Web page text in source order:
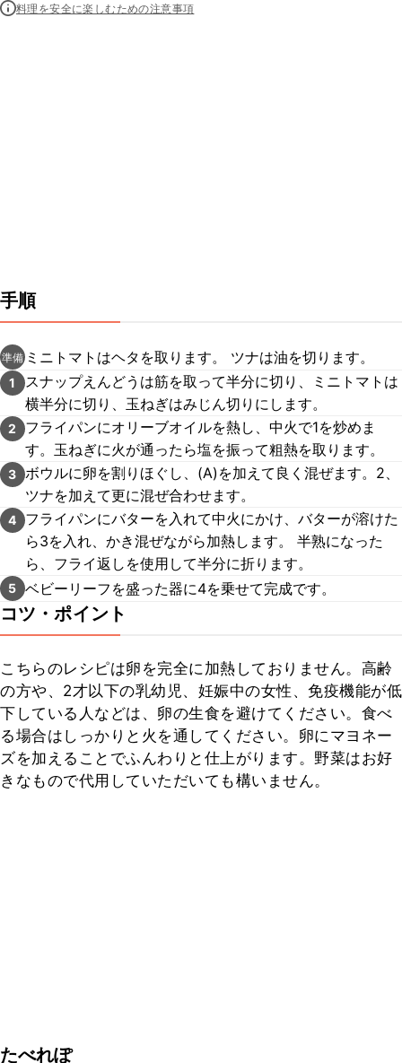
料理を安全に楽しむための注意事項
手順
準備 ミニトマトはヘタを取ります。 ツナは油を切ります。
1
スナップえんどうは筋を取って半分に切り、ミニトマトは
横半分に切り、玉ねぎはみじん切りにします。
2
フライパンにオリーブオイルを熱し、中火で1を炒めま
す。玉ねぎに火が通ったら塩を振って粗熱を取ります。
3 ボウルに卵を割りほぐし、(A)を加えて良く混ぜます。2、
ツナを加えて更に混ぜ合わせます。
4
フライパンにバターを入れて中火にかけ、バターが溶けた
ら3を入れ、かき混ぜながら加熱します。 半熟になった
ら、フライ返しを使用して半分に折ります。
5 ベビーリーフを盛った器に4を乗せて完成です。
コツ・ポイント
こちらのレシピは卵を完全に加熱しておりません。高齢
の方や、2才以下の乳幼児、妊娠中の女性、免疫機能が低
下している人などは、卵の生食を避けてください。食べ
る場合はしっかりと火を通してください。卵にマヨネー
ズを加えることでふんわりと仕上がります。野菜はお好
きなもので代用していただいても構いません。
たべれぽ